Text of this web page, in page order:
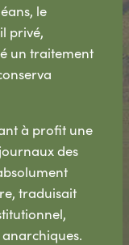
le
privé,
un traitement
à profit une
des
traduisait